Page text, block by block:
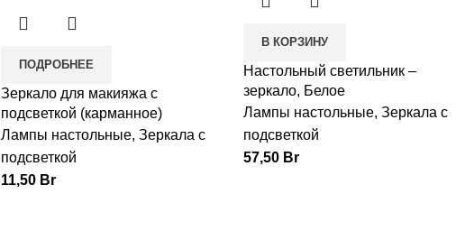
ПОДРОБНЕЕ
Зеркало для макияжа с
подсветкой (карманное)
Лампы настольные, Зеркала с
подсветкой
11,50 Br
В КОРЗИНУ
Настольный светильник –
зеркало, Белое
Лампы настольные, Зеркала с
подсветкой
57,50 Br